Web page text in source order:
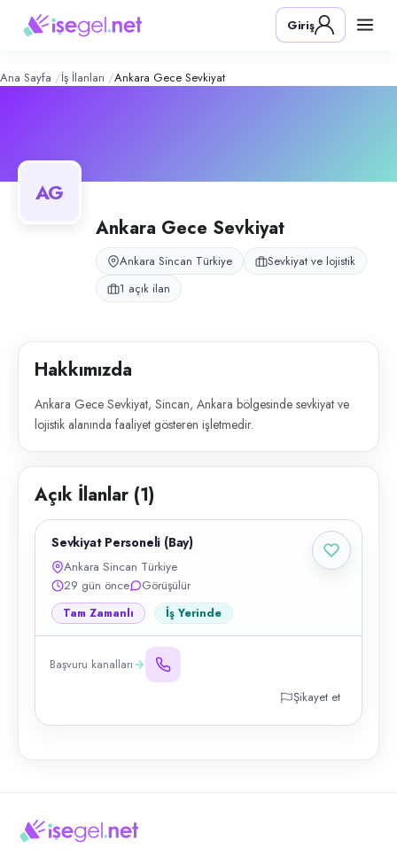
Gece Sevkiyat – Şirket
Konum:
Ankara Gece Sevkiyat, Sincan, Ankara bölgesinde sevkiyat ve lojistik
Giriş
Ana Sayfa İş İlanları Ankara Gece Sevkiyat
AG
Ankara Gece Sevkiyat
Ankara Sincan Türkiye
Sevkiyat ve lojistik
1 açık ilan
Hakkımızda
Ankara Gece Sevkiyat, Sincan, Ankara bölgesinde sevkiyat ve
lojistik alanında faaliyet gösteren işletmedir.
Açık İlanlar (1)
Sevkiyat Personeli (Bay)
Ankara Sincan Türkiye
29 gün önce
Görüşülür
Tam Zamanlı İş Yerinde
Başvuru kanalları
Şikayet et